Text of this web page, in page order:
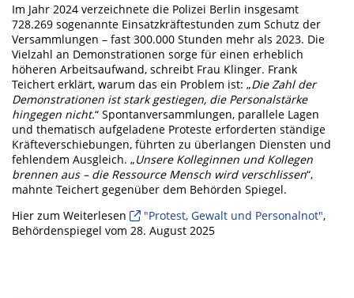
Im Jahr 2024 verzeichnete die Polizei Berlin insgesamt
728.269 sogenannte Einsatzkräftestunden zum Schutz der
Versammlungen – fast 300.000 Stunden mehr als 2023. Die
Vielzahl an Demonstrationen sorge für einen erheblich
höheren Arbeitsaufwand, schreibt Frau Klinger. Frank
Teichert erklärt, warum das ein Problem ist: „Die Zahl der
Demonstrationen ist stark gestiegen, die Personalstärke
hingegen nicht.“ Spontanversammlungen, parallele Lagen
und thematisch aufgeladene Proteste erforderten ständige
Kräfteverschiebungen, führten zu überlangen Diensten und
fehlendem Ausgleich. „Unsere Kolleginnen und Kollegen
brennen aus – die Ressource Mensch wird verschlissen“,
mahnte Teichert gegenüber dem Behörden Spiegel.
Hier zum Weiterlesen
"Protest, Gewalt und Personalnot",
Behördenspiegel vom 28. August 2025